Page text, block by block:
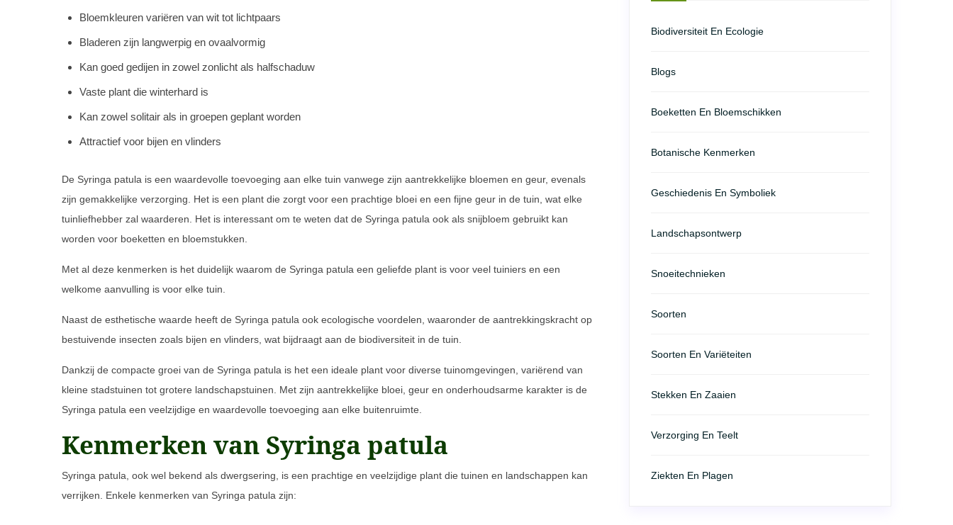
Bloemkleuren variëren van wit tot lichtpaars
Bladeren zijn langwerpig en ovaalvormig
Kan goed gedijen in zowel zonlicht als halfschaduw
Vaste plant die winterhard is
Kan zowel solitair als in groepen geplant worden
Attractief voor bijen en vlinders
De Syringa patula is een waardevolle toevoeging aan elke tuin vanwege zijn aantrekkelijke bloemen en geur, evenals
zijn gemakkelijke verzorging. Het is een plant die zorgt voor een prachtige bloei en een fijne geur in de tuin, wat elke
tuinliefhebber zal waarderen. Het is interessant om te weten dat de Syringa patula ook als snijbloem gebruikt kan
worden voor boeketten en bloemstukken.
Met al deze kenmerken is het duidelijk waarom de Syringa patula een geliefde plant is voor veel tuiniers en een
welkome aanvulling is voor elke tuin.
Naast de esthetische waarde heeft de Syringa patula ook ecologische voordelen, waaronder de aantrekkingskracht op
bestuivende insecten zoals bijen en vlinders, wat bijdraagt aan de biodiversiteit in de tuin.
Dankzij de compacte groei van de Syringa patula is het een ideale plant voor diverse tuinomgevingen, variërend van
kleine stadstuinen tot grotere landschapstuinen. Met zijn aantrekkelijke bloei, geur en onderhoudsarme karakter is de
Syringa patula een veelzijdige en waardevolle toevoeging aan elke buitenruimte.
Kenmerken van Syringa patula
Syringa patula, ook wel bekend als dwergsering, is een prachtige en veelzijdige plant die tuinen en landschappen kan
verrijken. Enkele kenmerken van Syringa patula zijn:
Biodiversiteit En Ecologie
Blogs
Boeketten En Bloemschikken
Botanische Kenmerken
Geschiedenis En Symboliek
Landschapsontwerp
Snoeitechnieken
Soorten
Soorten En Variëteiten
Stekken En Zaaien
Verzorging En Teelt
Ziekten En Plagen